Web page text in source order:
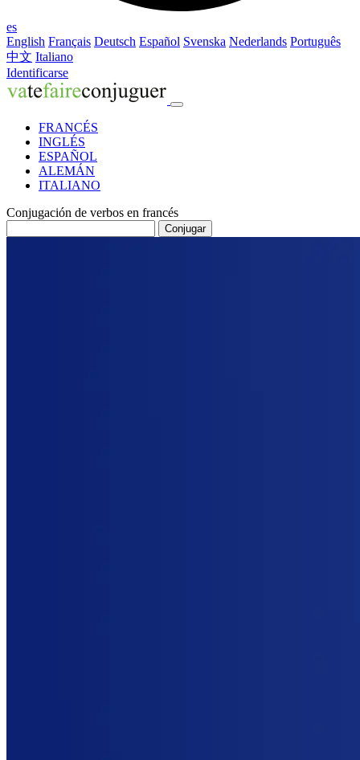
es
English Français Deutsch Español Svenska Nederlands Português
中文 Italiano
Identificarse
FRANCÉS
INGLÉS
ESPAÑOL
ALEMÁN
ITALIANO
Conjugación de verbos en francés